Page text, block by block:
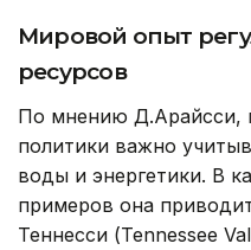
Мировой опыт
ресурсов
По мнению Д.Арайсси,
политики важно
воды и энергетики. В
примеров она
Теннесси (Tennessee